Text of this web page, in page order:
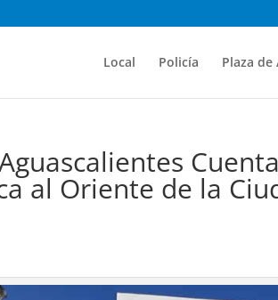
Local Policía Plaza de
al Oriente de la